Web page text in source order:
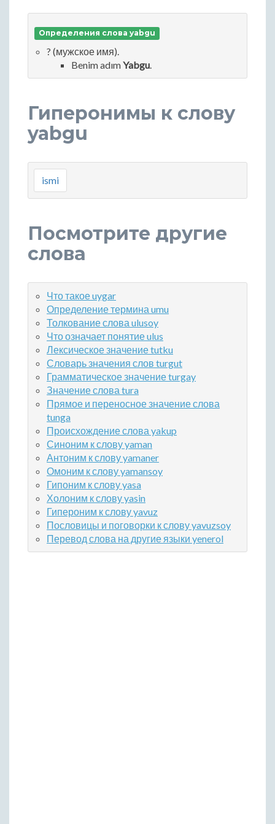
Определения слова yabgu
? (мужское имя).
Benim adımYabgu.
Гиперонимы к слову
yabgu
ismi
Посмотрите другие
слова
Что такое uygar
Определение термина umu
Толкование слова ulusoy
Что означает понятие ulus
Лексическое значение tutku
Словарь значения слов turgut
Грамматическое значение turgay
Значение слова tura
Прямое и переносное значение слова
tunga
Происхождение слова yakup
Синоним к слову yaman
Антоним к слову yamaner
Омоним к слову yamansoy
Гипоним к слову yasa
Холоним к слову yasin
Гипероним к слову yavuz
Пословицы и поговорки к слову yavuzsoy
Перевод слова на другие языки yenerol